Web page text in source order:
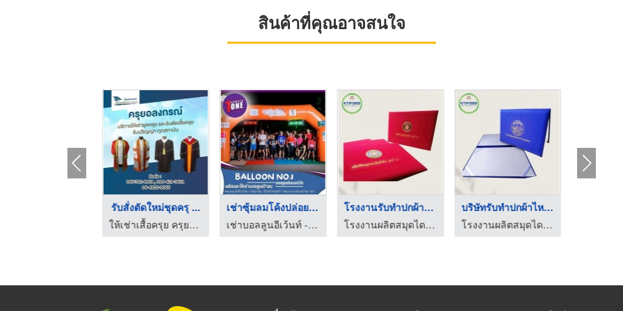
สินค้าที่คุณอาจสนใจ
รับสั่งตัดใหม่ชุดครุ ...
ให้เช่าเสื้อครุย ครุยอลงกรณ์
เช่าซุ้มลมโค้งปล่อยต ...
เช่าบอลลูนอีเว้นท์ - บอลลูนนัมเบอร์วัน
โรงงานรับทำปกผ้าไหม ...
โรงงานผลิตสมุดไดอารี่ - เค.ทิพ 999
บริษัทรับทำปกผ้าไหมใ ...
โรงงานผลิตสมุดไดอารี่ - เค.ทิพ 999